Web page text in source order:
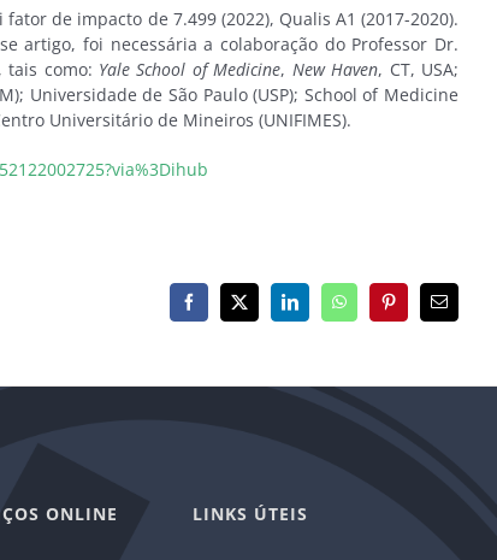
de impacto de 7.499 (2022), Qualis A1 (2017-2020).
artigo, foi necessária a colaboração do Professor Dr.
tais como: Yale School of Medicine, New Haven, CT, USA;
Universidade de São Paulo (USP); School of Medicine
Universitário de Mineiros (UNIFIMES).
Facebook
X LinkedInWhatsAppPinterest
E-
mail
ONLINE LINKS ÚTEIS